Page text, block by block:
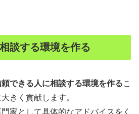
談する環境を作る
頼できる人に相談する環境を作るこ
きく貢献します。
家として具体的なアドバイスをく